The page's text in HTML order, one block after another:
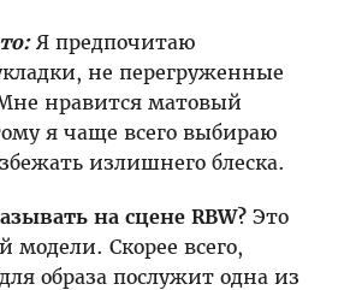
АНДРЕЙ ГРИБКОВ
Я предпочитаю
не перегруженные
нравится матовый
я чаще всего выбираю
излишнего блеска.
на сцене RBW? Это
модели. Скорее всего,
образа послужит одна из